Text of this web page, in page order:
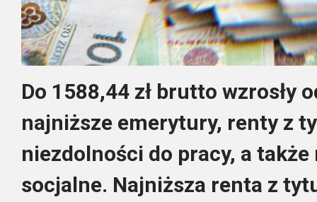
Do 1588,44 zł brutto wzrosły
najniższe emerytury, renty z
niezdolności do pracy, a
socjalne. Najniższa renta z